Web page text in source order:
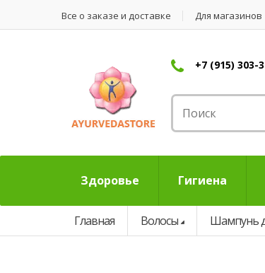
Все о заказе и доставке Для магазинов
+7 (915)
Здоровье Гигиена
Главная Волосы Шампунь